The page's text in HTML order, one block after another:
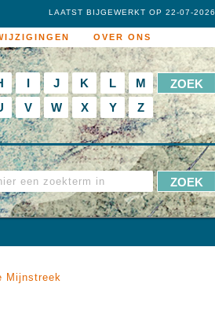
OVER ONS
LAATST BIJGEWERKT OP 22-07-2026
I J K L
M
V W X Y Z
Mijnstreek